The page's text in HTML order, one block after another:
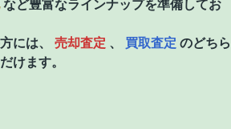
など豊富なラインナップを準備してお
には、 売却査定 、 買取査定 のどちら
けます。